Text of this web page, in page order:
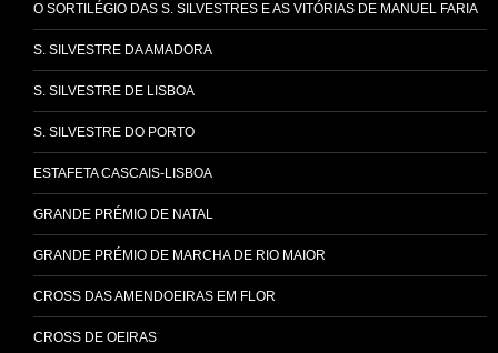
O SORTILÉGIO DAS S. SILVESTRES E AS VITÓRIAS DE MANUEL FARIA
S. SILVESTRE DA AMADORA
S. SILVESTRE DE LISBOA
S. SILVESTRE DO PORTO
ESTAFETA CASCAIS-LISBOA
GRANDE PRÉMIO DE NATAL
GRANDE PRÉMIO DE MARCHA DE RIO MAIOR
CROSS DAS AMENDOEIRAS EM FLOR
CROSS DE OEIRAS